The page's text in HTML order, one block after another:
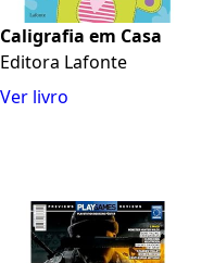
Caligrafia em Casa
Editora Lafonte
Ver livro